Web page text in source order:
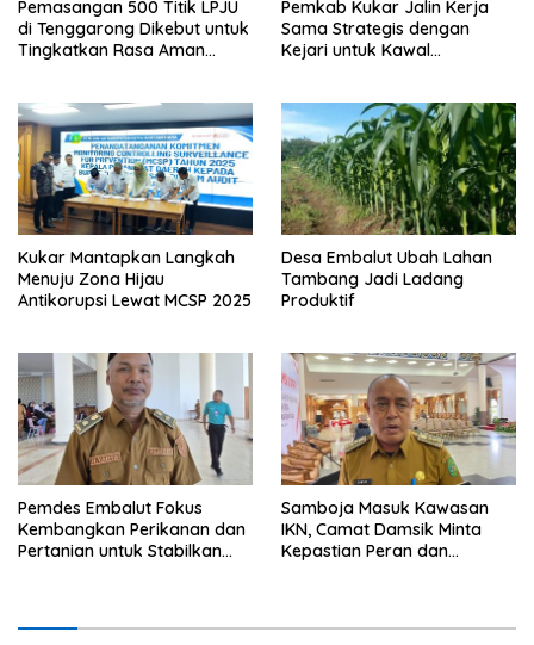
Pemasangan 500 Titik LPJU
di Tenggarong Dikebut untuk
Tingkatkan Rasa Aman
Pemkab Kukar Jalin Kerja
Sama Strategis dengan
Kejari untuk Kawal
Kukar Mantapkan Langkah
Menuju Zona Hijau
Antikorupsi Lewat MCSP 2025
Desa Embalut Ubah Lahan
Tambang Jadi Ladang
Produktif
Pemdes Embalut Fokus
Kembangkan Perikanan dan
Pertanian untuk Stabilkan
Samboja Masuk Kawasan
IKN, Camat Damsik Minta
Kepastian Peran dan